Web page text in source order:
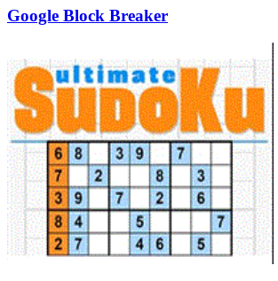
Google Block Breaker